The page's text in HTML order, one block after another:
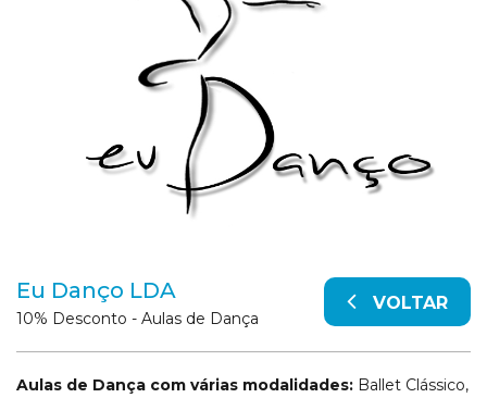
Eu Danço LDA VOLTAR
10% Desconto - Aulas de Dança
Aulas de Dança com várias modalidades: Ballet Clássico,